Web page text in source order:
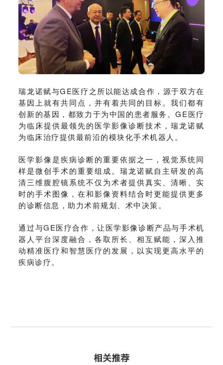
瑞龙诺赋与GE医疗之所以能达成合作，源于双方在
基因上就有共同点，并有着共同的目标。我们都有
创新的基因，都致力于为中国的患者服务。GE医疗
为临床提供最领先的医学影像诊断技术，瑞龙诺赋
为临床治疗提供最前沿的模块化手术机器人。
医学影像是疾病诊断的重要依据之一，视觉系统同
样是微创手术的重要组成。瑞龙诺赋自主研发的高
清三维腹腔镜系统不仅为术者提供真实、清晰、实
时的手术图像，在和影像资料结合时更能提供更多
的诊断信息，助力术前规划、术中决策。
通过与GE医疗合作，让医学影像诊断产品与手术机
器人平台深度融合，各取所长、相互赋能，深入推
动精准医疗和智慧医疗的发展，以实现更高水平的
疾病诊疗。
相关推荐